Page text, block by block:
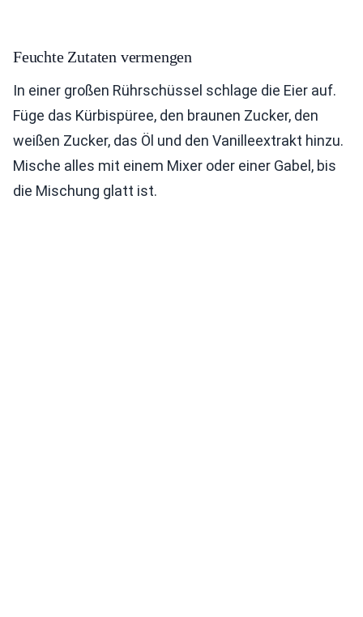
Feuchte Zutaten vermengen
In einer großen Rührschüssel schlage die Eier auf.
Füge das Kürbispüree, den braunen Zucker, den
weißen Zucker, das Öl und den Vanilleextrakt hinzu.
Mische alles mit einem Mixer oder einer Gabel, bis
die Mischung glatt ist.